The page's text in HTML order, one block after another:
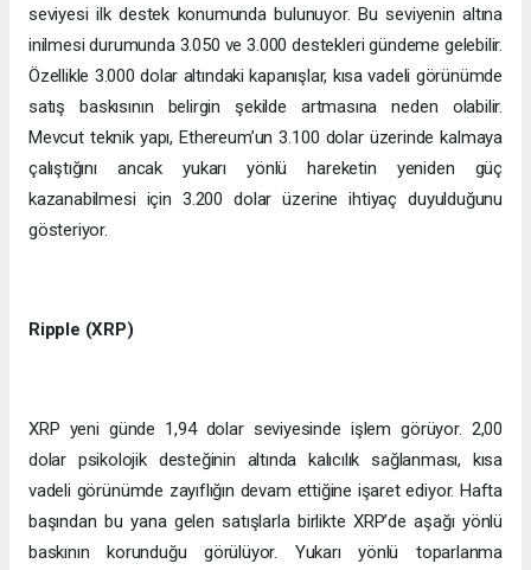
seviyesi ilk destek konumunda bulunuyor. Bu seviyenin altına
inilmesi durumunda 3.050 ve 3.000 destekleri gündeme gelebilir.
Özellikle 3.000 dolar altındaki kapanışlar, kısa vadeli görünümde
satış baskısının belirgin şekilde artmasına neden olabilir.
Mevcut teknik yapı, Ethereum’un 3.100 dolar üzerinde kalmaya
çalıştığını ancak yukarı yönlü hareketin yeniden güç
kazanabilmesi için 3.200 dolar üzerine ihtiyaç duyulduğunu
gösteriyor.
Ripple (XRP)
XRP yeni günde 1,94 dolar seviyesinde işlem görüyor. 2,00
dolar psikolojik desteğinin altında kalıcılık sağlanması, kısa
vadeli görünümde zayıflığın devam ettiğine işaret ediyor. Hafta
başından bu yana gelen satışlarla birlikte XRP’de aşağı yönlü
baskının korunduğu görülüyor. Yukarı yönlü toparlanma